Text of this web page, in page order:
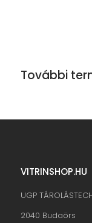
További
VITRINSHOP.HU
UGP
2040 Budaörs